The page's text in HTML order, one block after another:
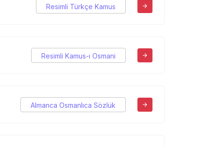
Resimli Türkçe Kamus
Resimli Kamus-ı Osmani
Almanca Osmanlıca Sözlük